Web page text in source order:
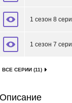
1 сезон 8
1 сезон 7
ВСЕ СЕРИИ (11)
Описание